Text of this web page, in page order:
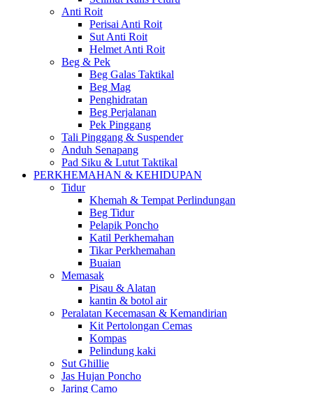
Anti Roit
Perisai Anti Roit
Sut Anti Roit
Helmet Anti Roit
Beg & Pek
Beg Galas Taktikal
Beg Mag
Penghidratan
Beg Perjalanan
Pek Pinggang
Tali Pinggang & Suspender
Anduh Senapang
Pad Siku & Lutut Taktikal
PERKHEMAHAN & KEHIDUPAN
Tidur
Khemah & Tempat Perlindungan
Beg Tidur
Pelapik Poncho
Katil Perkhemahan
Tikar Perkhemahan
Buaian
Memasak
Pisau & Alatan
kantin & botol air
Peralatan Kecemasan & Kemandirian
Kit Pertolongan Cemas
Kompas
Pelindung kaki
Sut Ghillie
Jas Hujan Poncho
Jaring Camo